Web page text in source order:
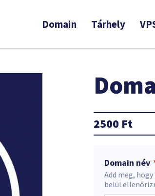
Domain Tárhely
2500 Ft
Domain név
Add meg,
belül